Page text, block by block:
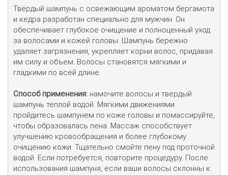
Твёрдый шампунь с освежающим ароматом бергамота
и кедра разработан специально для мужчин. Он
обеспечивает глубокое очищение и полноценный уход
за волосами и кожей головы. Шампунь бережно
удаляет загрязнения, укрепляет корни волос, придавая
им силу и объем. Волосы становятся мягкими и
гладкими по всей длине.
Способ применения: намочите волосы и твердый
шампунь теплой водой. Мягкими движениями
пройдитесь шампунем по коже головы и помассируйте,
чтобы образовалась пена. Массаж способствует
улучшению кровообращения и более глубокому
очищению кожи. Тщательно смойте пену под проточной
водой. Если потребуется, повторите процедуру. После
использования шампуня, если ваши волосы склонны к